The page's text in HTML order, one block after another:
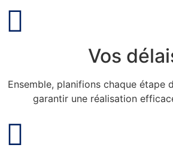
Vos
Ensemble, planifions chaque étape
garantir une réalisation